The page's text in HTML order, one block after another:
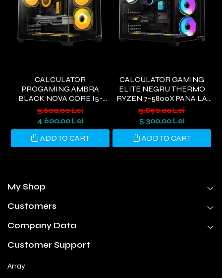
CALCULATOR
PROGAMING AMBRA
BLACK NOVA CORE I5-
9400, 32GB DDR4, 1TB SSD,
RTX 3050 6GB, WIFI 6,
WINDOWS 11 HOME
5.600,00 Lei
4.600,00 Lei
ADD TO CART
CALCULATOR GAMING
ELITE NEGRU THERMO
RYZEN 7-5800X PANA LA
4.7GHZ, 32GB DDR4, 1TB
SSD, RTX5060 8GB GDDR7,
WINDOWS 11, WI-FI 6
5.890,00 Lei
5.300,00 Lei
ADD TO CART
My Shop
Customers
Company Data
Customer Support
Array